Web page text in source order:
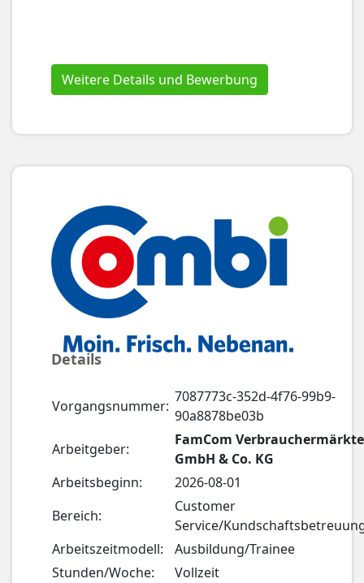
Weitere Details und Bewerbung
Details
Vorgangsnummer:
7087773c-352d-4f76-99b9-
90a8878be03b
Arbeitgeber:
FamCom Verbrauchermärkte
GmbH & Co. KG
Arbeitsbeginn:
2026-08-01
Bereich:
Customer
Service/
Arbeitszeitmodell:
Ausbildung/Trainee
Stunden/Woche:
Vollzeit